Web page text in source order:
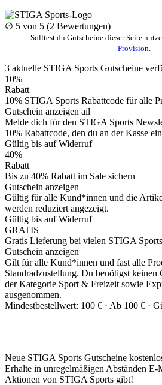
∅ 5 von 5 (2 Bewertungen)
Solltest du Gutscheine dieser Seite
Provision
3 aktuelle STIGA Sports Gutscheine
10%
Rabatt
10% STIGA Sports Rabattcode für alle
Gutschein anzeigen ail
Melde dich für den STIGA Sports
10% Rabattcode, den du an der Kasse
Gültig bis auf Widerruf
40%
Rabatt
Bis zu 40% Rabatt im Sale sichern
Gutschein anzeigen
Gültig für alle Kund*innen und die
werden reduziert angezeigt.
Gültig bis auf Widerruf
GRATIS
Gratis Lieferung bei vielen STIGA
Gutschein anzeigen
Gilt für alle Kund*innen und fast alle
Standradzustellung. Du benötigst keinen
der Kategorie Sport & Freizeit sowie
ausgenommen.
Mindestbestellwert: 100 € · Ab 100 € ·
Neue STIGA Sports Gutscheine
Erhalte in unregelmäßigen Abständen E-
Aktionen von STIGA Sports gibt!